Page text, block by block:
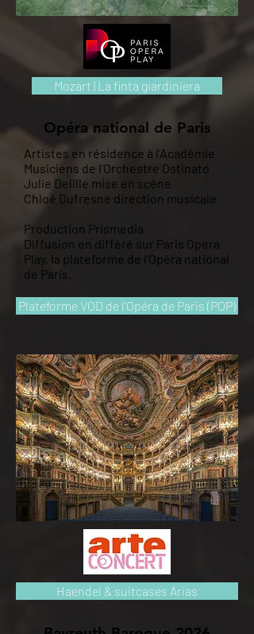
Mozart | La finta giardiniera
Opéra national de Paris
Artistes en résidence à l’Académie
Musiciens de l'Orchestre Ostinato
Julie Delille mise en scène
Chloé Dufresne direction musicale
Production Prismedia
Diffusion en différé sur Paris Opera
Play, la plateforme de l’Opéra national
de Paris.
Plateforme VOD de l'Opéra de Paris (POP)
Haendel & suitcases Arias